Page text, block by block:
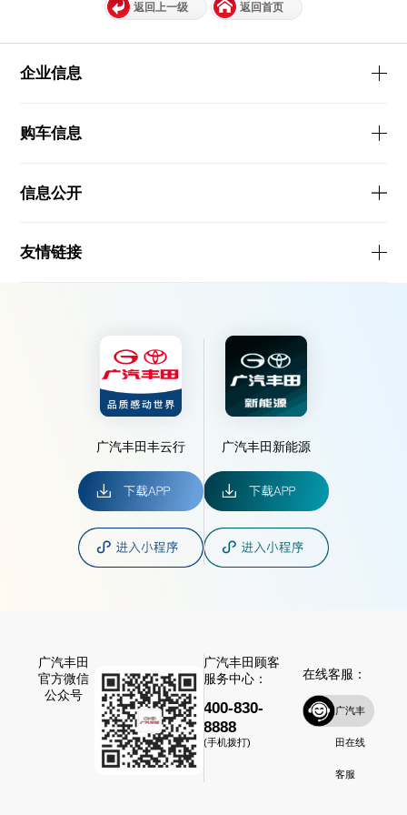
返回上一级 返回首页
企业信息
购车信息
信息公开
友情链接
广汽丰田丰云行 广汽丰田新能源
广汽丰田
官方微信
公众号
广汽丰田顾客
服务中心：
400-830-
8888
(手机拨打)
在线客服：
广汽丰
田在线
客服